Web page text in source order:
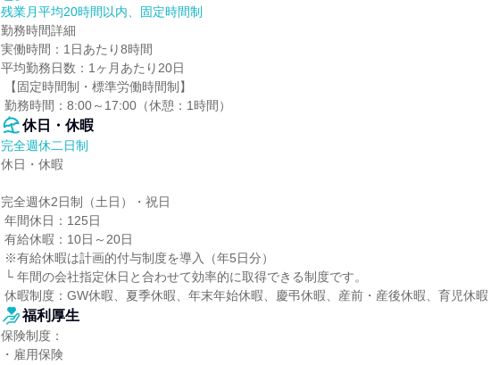
残業月平均20時間以内、固定時間制
勤務時間詳細
実働時間：1日あたり8時間
平均勤務日数：1ヶ月あたり20日
勤務時間：8:00～17:00（休憩：1時間）
休日・休暇
完全週休二日制
休日・休暇
完全週休2日制（土日）・祝日
休暇制度：GW休暇、夏季休暇、年末年始休暇、慶弔休暇、産前・産後休暇、育児休暇
福利厚生
保険制度：
・雇用保険